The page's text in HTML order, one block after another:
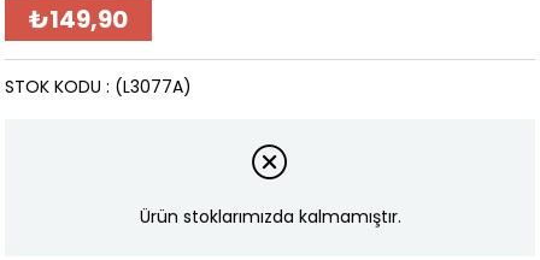
₺149,90
(L3077A)
STOK KODU
Ürün stoklarımızda kalmamıştır.